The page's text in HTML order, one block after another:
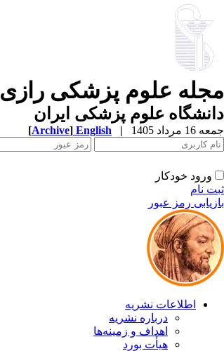
مجله علوم پزشکی رازی
دانشگاه علوم پزشکی ایران
جمعه 16 مرداد 1405 |
English
[Archive]
ورود خودکار
ثبت نام
بازیابی رمز عبور
اطلاعات نشریه
درباره نشریه
اهداف و زمینه‌ها
هیأت بورد